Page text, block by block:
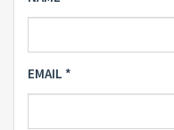
EMAIL *